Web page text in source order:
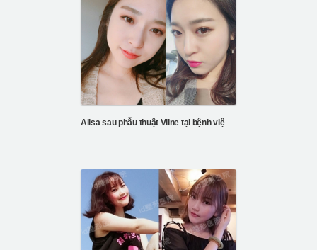
Alisa sau phẫu thuật Vline tại bệnh viện ID